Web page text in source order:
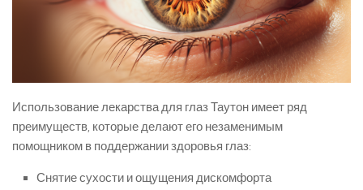
Использование лекарства для глаз Таутон имеет ряд
преимуществ, которые делают его незаменимым
помощником в поддержании здоровья глаз:
Снятие сухости и ощущения дискомфорта